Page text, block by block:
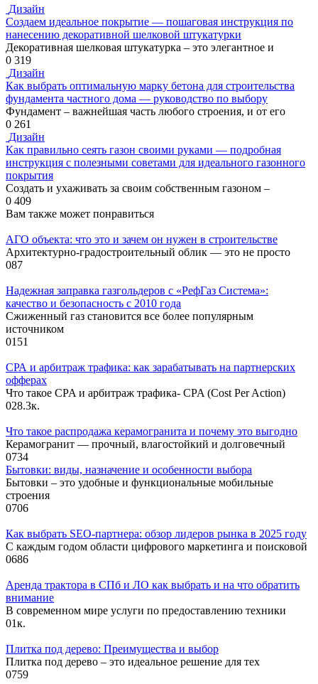
Дизайн
Создаем идеальное покрытие — пошаговая инструкция по
нанесению декоративной шелковой штукатурки
Декоративная шелковая штукатурка – это элегантное и
0 319
Дизайн
Как выбрать оптимальную марку бетона для строительства
фундамента частного дома — руководство по выбору
Фундамент – важнейшая часть любого строения, и от его
0 261
Дизайн
Как правильно сеять газон своими руками — подробная
инструкция с полезными советами для идеального газонного
покрытия
Создать и ухаживать за своим собственным газоном –
0 409
Вам также может понравиться
АГО объекта: что это и зачем он нужен в строительстве
Архитектурно-градостроительный облик — это не просто
087
Надежная заправка газгольдеров с «РефГаз Система»:
качество и безопасность с 2010 года
Сжиженный газ становится все более популярным
источником
0151
СРА и арбитраж трафика: как зарабатывать на партнерских
офферах
Что такое CPA и арбитраж трафика- CPA (Cost Per Action)
028.3к.
Что такое распродажа керамогранита и почему это выгодно
Керамогранит — прочный, влагостойкий и долговечный
0734
Бытовки: виды, назначение и особенности выбора
Бытовки – это удобные и функциональные мобильные
строения
0706
Как выбрать SEO-партнера: обзор лидеров рынка в 2025 году
С каждым годом области цифрового маркетинга и поисковой
0686
Аренда трактора в СПб и ЛО как выбрать и на что обратить
внимание
В современном мире услуги по предоставлению техники
01к.
Плитка под дерево: Преимущества и выбор
Плитка под дерево – это идеальное решение для тех
0759